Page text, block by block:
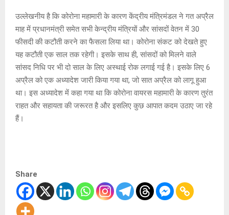
उल्लेखनीय है कि कोरोना महामारी के कारण केंद्रीय मंत्रिमंडल ने गत अप्रैल
माह में प्रधानमंत्री समेत सभी केन्द्रीय मंत्रियों और सांसदों वेतन में 30
फीसदी की कटौती करने का फैसला लिया था। कोरोना संकट को देखते हुए
यह कटौती एक साल तक रहेगी। इसके साथ ही, सांसदों को मिलने वाले
सांसद निधि पर भी दो साल के लिए अस्थाई रोक लगाई गई है। इसके लिए 6
अप्रैल को एक अध्यादेश जारी किया गया था, जो सात अप्रैल को लागू हुआ
था। इस अध्यादेश में कहा गया था कि कोरोना वायरस महामारी के कारण तुरंत
राहत और सहायता की जरूरत है और इसलिए कुछ आपात कदम उठाए जा रहे
हैं।
Share